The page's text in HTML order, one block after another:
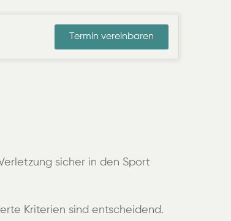
Termin vereinbaren
sicher in den Sport
Kriterien sind entscheidend.